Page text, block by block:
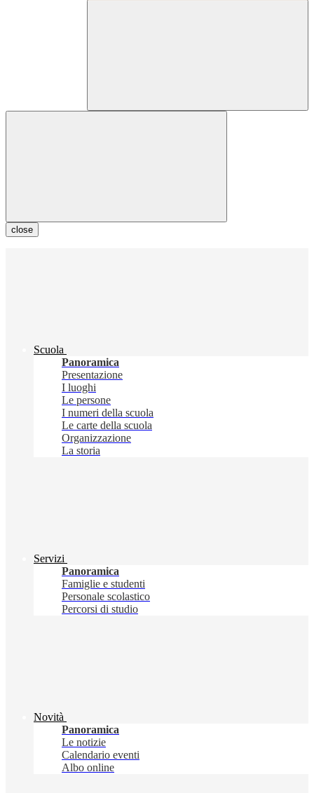
close
Scuola
Panoramica
Presentazione
I luoghi
Le persone
I numeri della scuola
Le carte della scuola
Organizzazione
La storia
Servizi
Panoramica
Famiglie e studenti
Personale scolastico
Percorsi di studio
Novità
Panoramica
Le notizie
Calendario eventi
Albo online